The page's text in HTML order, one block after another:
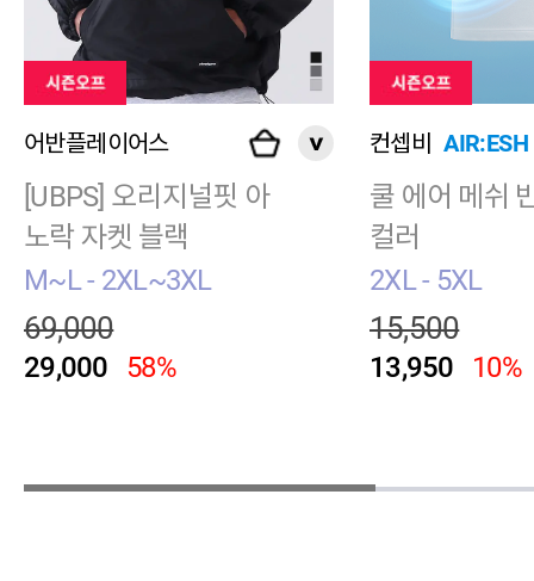
어반플레이어스
[UBPS] 오리지널핏 아
노락 자켓 블랙
M~L - 2XL~3XL
69,000
29,000 58%
컨셉비 AIR:ESH
쿨 에어 메쉬
컬러
2XL - 5XL
15,500
13,950 10%